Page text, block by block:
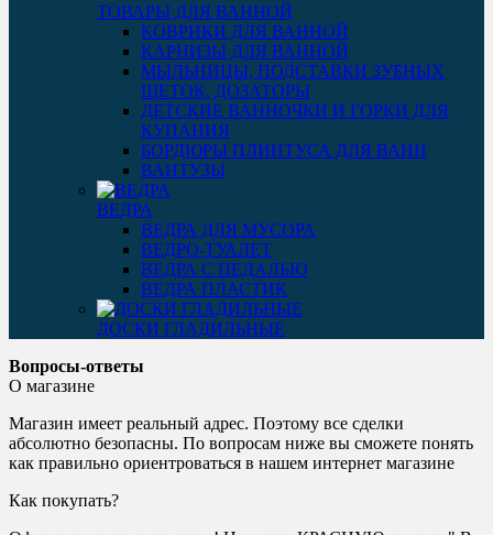
ТОВАРЫ ДЛЯ ВАННОЙ
КОВРИКИ ДЛЯ ВАННОЙ
КАРНИЗЫ ДЛЯ ВАННОЙ
МЫЛЬНИЦЫ, ПОДСТАВКИ ЗУБНЫХ
ЩЕТОК, ДОЗАТОРЫ
ДЕТСКИЕ ВАННОЧКИ И ГОРКИ ДЛЯ
КУПАНИЯ
БОРДЮРЫ ПЛИНТУСА ДЛЯ ВАНН
ВАНТУЗЫ
ВЕДРА
ВЕДРА ДЛЯ МУСОРА
ВЕДРО-ТУАЛЕТ
ВЕДРА С ПЕДАЛЬЮ
ВЕДРА ПЛАСТИК
ДОСКИ ГЛАДИЛЬНЫЕ
Вопросы-ответы
О магазине
Магазин имеет реальный адрес. Поэтому все сделки
абсолютно безопасны. По вопросам ниже вы сможете понять
как правильно ориентроваться в нашем интернет магазине
Как покупать?